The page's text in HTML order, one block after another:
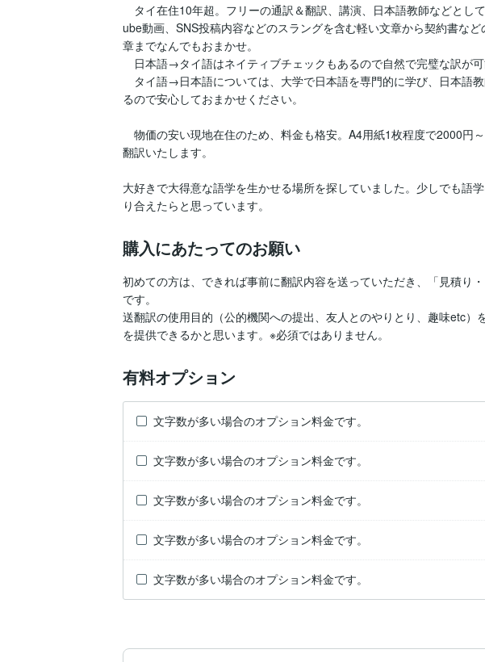
タイ在住10年超。フリーの通訳＆翻訳、講演、日本語教師などとし
ube動画、SNS投稿内容などのスラングを含む軽い文章から契約書な
章までなんでもおまかせ。
日本語→タイ語はネイティブチェックもあるので自然で完璧な訳が可
タイ語→日本語については、大学で日本語を専門的に学び、日本語
るので安心しておまかせください。
物価の安い現地在住のため、料金も格安。A4用紙1枚程度で2000円
翻訳いたします。
大好きで大得意な語学を生かせる場所を探していました。少しでも語
り合えたらと思っています。
購入にあたってのお願い
初めての方は、できれば事前に翻訳内容を送っていただき、「見積り
です。
送翻訳の使用目的（公的機関への提出、友人とのやりとり、趣味etc）
有料オプション
文字数が多い場合のオプション料金です。
文字数が多い場合のオプション料金です。
文字数が多い場合のオプション料金です。
文字数が多い場合のオプション料金です。
文字数が多い場合のオプション料金です。